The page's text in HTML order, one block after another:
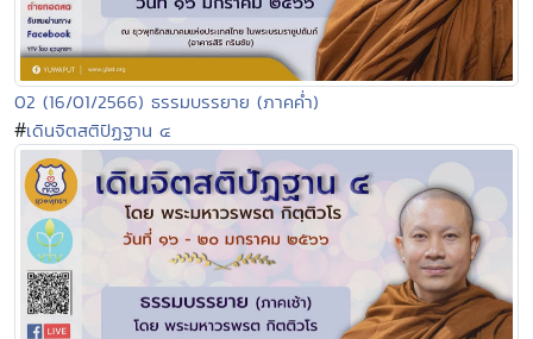
02 (16/01/2566) ธรรมบรรยาย (ภาคค่ำ)
#เดินจิตสติปัฏฐาน ๔